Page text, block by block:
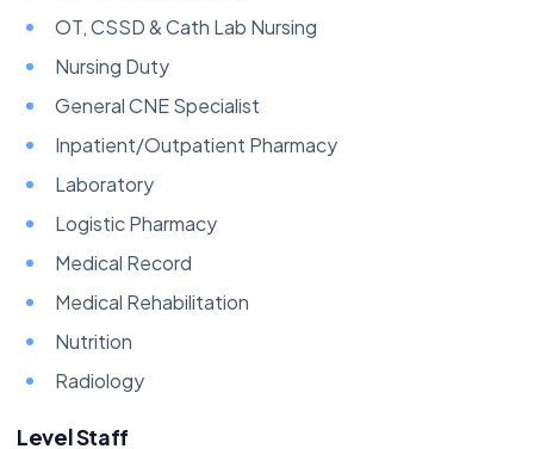
OT, CSSD & Cath Lab Nursing
Nursing Duty
General CNE Specialist
Inpatient/Outpatient Pharmacy
Laboratory
Logistic Pharmacy
Medical Record
Medical Rehabilitation
Nutrition
Radiology
Level Staff